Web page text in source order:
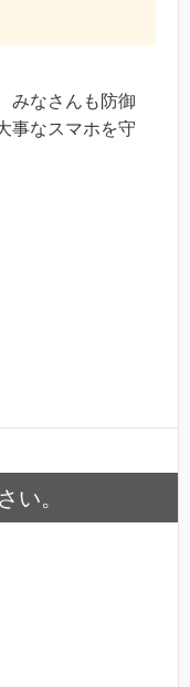
みなさんも防御
事なスマホを守
い。